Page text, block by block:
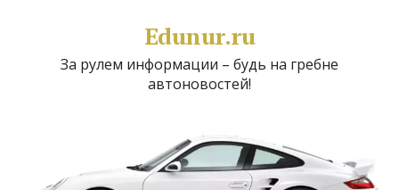
Edunur.ru
За рулем информации – будь на гребне
автоновостей!